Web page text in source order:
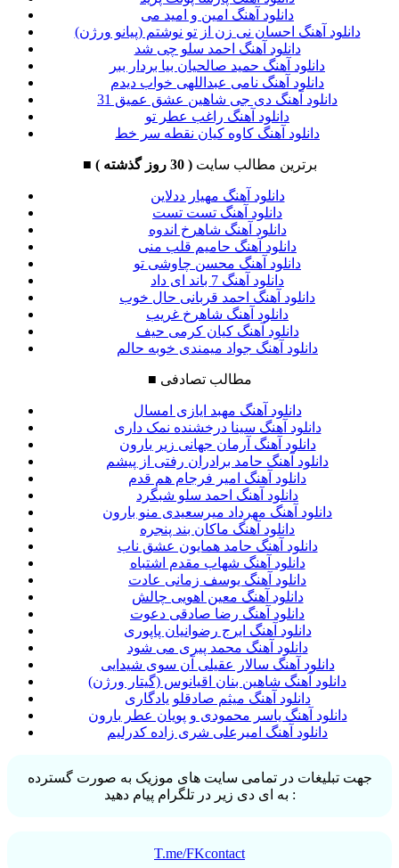
دانلود آهنگ امین و امید می
دانلود آهنگ احسان نی زن از تو نوشتم (پیانو ورژن)
دانلود آهنگ احمد سلو چی شد
دانلود آهنگ حمید صالحیان بیا بردار ببر
دانلود آهنگ نامی عبداللهی خواب دیدم
دانلود آهنگ دی جی شاهین عشق عمیق 31
دانلود آهنگ راغب عطر تو
دانلود آهنگ کاوه کیان نقطه سر خط
■ برترین مطالب سایت( 30 روز گذشته )
دانلود آهنگ مهیار ددلاین
دانلود آهنگ تست تست
دانلود آهنگ شاهرخ اندوه
دانلود آهنگ حامیم قلب منی
دانلود آهنگ محسن چاوشی تو
دانلود آهنگ 7 باند ای داد
دانلود آهنگ احمد قربانی حال خوب
دانلود آهنگ شاهرخ غریب
دانلود آهنگ کیان کرمی حیف
دانلود آهنگ جواد میمندی خوبه حالم
■ مطالب تصادفی
دانلود آهنگ مهبد ایازی امسال
دانلود آهنگ سینا درخشنده نمک داری
دانلود آهنگ آرمان جهانی زیر بارون
دانلود آهنگ حامد برادران رفتی از پیشم
دانلود آهنگ امیر فرجام هم قدم
دانلود آهنگ احمد سلو شبگرد
دانلود آهنگ مهرداد میرسعیدی منو بارون
دانلود آهنگ ماکان بند پنجره
دانلود آهنگ حامد همایون عشق ناب
دانلود آهنگ شهاب مقدم اشتباه
دانلود آهنگ یوسف زمانی عادت
دانلود آهنگ معین اهویی چالش
دانلود آهنگ رضا صادقی دعوت
دانلود آهنگ ایرج رضوانیان پاپوری
دانلود آهنگ محمد پیری می شود
دانلود آهنگ سالار عقیلی آن سوی شیدایی
دانلود آهنگ شاهین بنان اقیانوس (گیتار ورژن)
دانلود آهنگ میثم صادقلو یادگاری
دانلود آهنگ یاسر محمودی و پویان عطر بارون
دانلود آهنگ امیرعلی شری زاده کدرلیم
جهت تبلیغات در تمامی سایت های موزیک به صورت گسترده
به ای دی زیر در تلگرام پیام دهید :
T.me/FKcontact